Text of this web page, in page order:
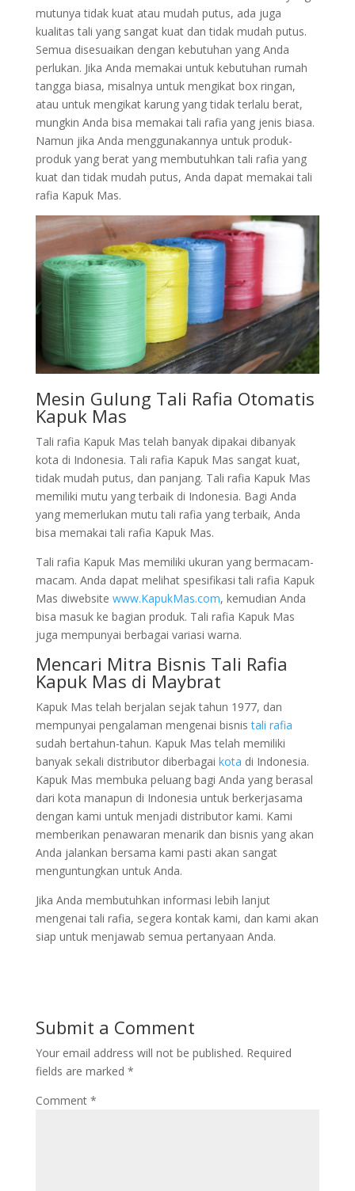
mutunya tidak kuat atau mudah putus, ada juga
kualitas tali yang sangat kuat dan tidak mudah putus.
Semua disesuaikan dengan kebutuhan yang Anda
perlukan. Jika Anda memakai untuk kebutuhan rumah
tangga biasa, misalnya untuk mengikat box ringan,
atau untuk mengikat karung yang tidak terlalu berat,
mungkin Anda bisa memakai tali rafia yang jenis biasa.
Namun jika Anda menggunakannya untuk produk-
produk yang berat yang membutuhkan tali rafia yang
kuat dan tidak mudah putus, Anda dapat memakai tali
rafia Kapuk Mas.
Mesin Gulung Tali Rafia Otomatis
Kapuk Mas
Tali rafia Kapuk Mas telah banyak dipakai dibanyak
kota di Indonesia. Tali rafia Kapuk Mas sangat kuat,
tidak mudah putus, dan panjang. Tali rafia Kapuk Mas
memiliki mutu yang terbaik di Indonesia. Bagi Anda
yang memerlukan mutu tali rafia yang terbaik, Anda
bisa memakai tali rafia Kapuk Mas.
Tali rafia Kapuk Mas memiliki ukuran yang bermacam-
macam. Anda dapat melihat spesifikasi tali rafia Kapuk
Mas diwebsite www.KapukMas.com, kemudian Anda
bisa masuk ke bagian produk. Tali rafia Kapuk Mas
juga mempunyai berbagai variasi warna.
Mencari Mitra Bisnis Tali Rafia
Kapuk Mas di Maybrat
Kapuk Mas telah berjalan sejak tahun 1977, dan
mempunyai pengalaman mengenai bisnistali rafia
sudah bertahun-tahun. Kapuk Mas telah memiliki
banyak sekali distributor diberbagai kota di Indonesia.
Kapuk Mas membuka peluang bagi Anda yang berasal
dari kota manapun di Indonesia untuk berkerjasama
dengan kami untuk menjadi distributor kami. Kami
memberikan penawaran menarik dan bisnis yang akan
Anda jalankan bersama kami pasti akan sangat
menguntungkan untuk Anda.
Jika Anda membutuhkan informasi lebih lanjut
mengenai tali rafia, segera kontak kami, dan kami akan
siap untuk menjawab semua pertanyaan Anda.
Submit a Comment
Your email address will not be published. Required
fields are marked *
Comment *